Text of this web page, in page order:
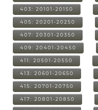
403: 20101-20150
405: 20201-20250
407: 20301-20350
409: 20401-20450
411: 20501-20550
413: 20601-20650
415: 20701-20750
417: 20801-20850